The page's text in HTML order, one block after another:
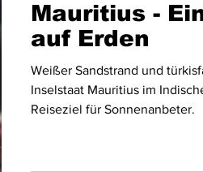
Wracktauchen Schiffwracks
Kolumbien Puerto Rico
Mauritius -
auf Erden
Weißer Sandstrand und
Inselstaat Mauritius im
Reiseziel für Sonnenanbeter.